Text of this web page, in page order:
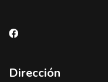
Dirección